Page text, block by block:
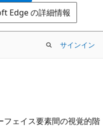
Edge の詳細情報
サインイン
ェイス要素間の視覚的階